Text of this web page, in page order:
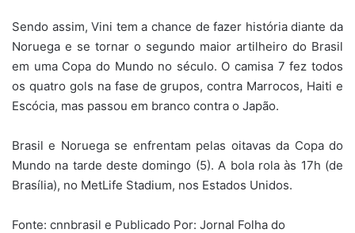
Sendo assim, Vini tem a chance de fazer história diante da
Noruega e se tornar o segundo maior artilheiro do Brasil
em uma Copa do Mundo no século. O camisa 7 fez todos
os quatro gols na fase de grupos, contra Marrocos, Haiti e
Escócia, mas passou em branco contra o Japão.
Brasil e Noruega se enfrentam pelas oitavas da Copa do
Mundo na tarde deste domingo (5). A bola rola às 17h (de
Brasília), no MetLife Stadium, nos Estados Unidos.
Fonte: cnnbrasil e Publicado Por: Jornal Folha do